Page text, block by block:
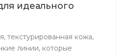
идеального
текстурированная кожа,
линии, которые